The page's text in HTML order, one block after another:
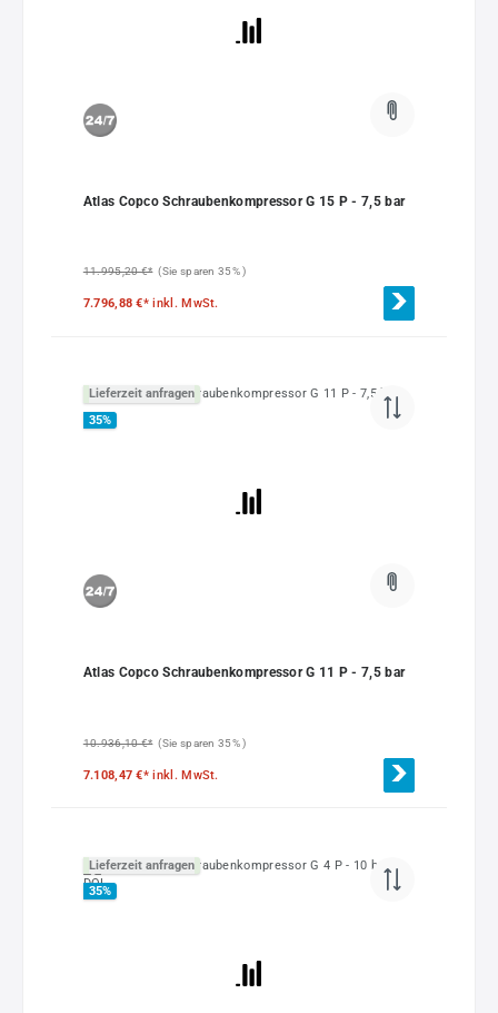
Atlas Copco Schraubenkompressor G 15 P - 7,5 bar
11.995,20 €* (Sie sparen 35% )
7.796,88 €*inkl. MwSt.
Lieferzeit anfragen
35%
Atlas Copco Schraubenkompressor G 11 P - 7,5 bar
10.936,10 €* (Sie sparen 35% )
7.108,47 €*inkl. MwSt.
Lieferzeit anfragen
35%